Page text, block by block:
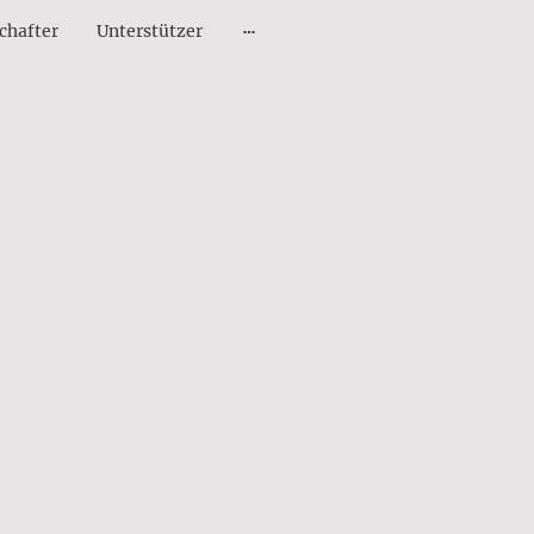
Unterstützer